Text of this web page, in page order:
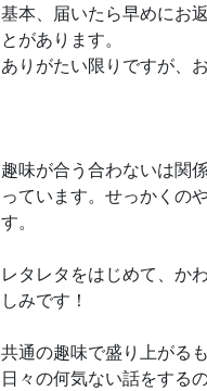
基本、届いたら早めにお
とがあります。
ありがたい限りですが、
趣味が合う合わないは関
っています。せっかくの
す。
レタレタをはじめて、か
しみです！
共通の趣味で盛り上がる
日々の何気ない話をする